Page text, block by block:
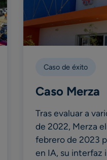
Caso de éxito
Caso Merza
Tras evaluar a
de 2022, Merza
febrero de 2023
en IA, su interfaz